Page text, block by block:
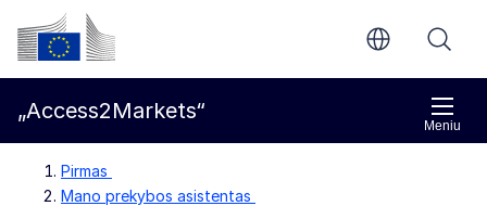
Pereiti prie pagrindinio turinio
Europos Komisija
Meniu
„Access2Markets“
Pirmas
Mano prekybos asistentas